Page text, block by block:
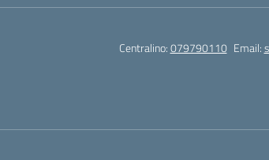
Centralino:079790110 Email: